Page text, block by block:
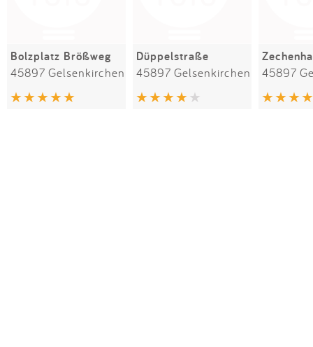
Bolzplatz Brößweg
45897 Gelsenkirchen
Düppelstraße
45897 Gelsenkirchen 45897